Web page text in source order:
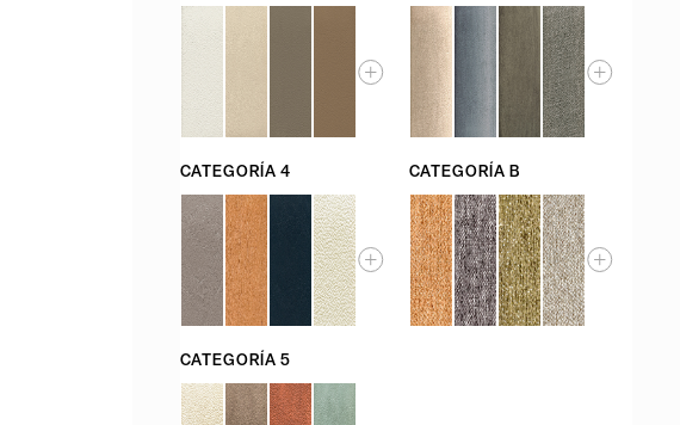
CATEGORÍA 4
CATEGORÍA 5
CATEGORÍA B